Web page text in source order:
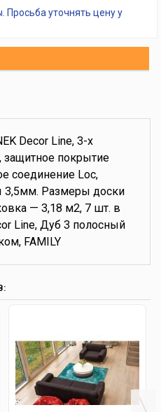
Просьба уточнять цену у
Decor Line, 3-х
защитное покрытие
соединение Loc,
3,5мм. Размеры доски
— 3,18 м2, 7 шт. в
Line, Дуб 3 полосный
FAMILY